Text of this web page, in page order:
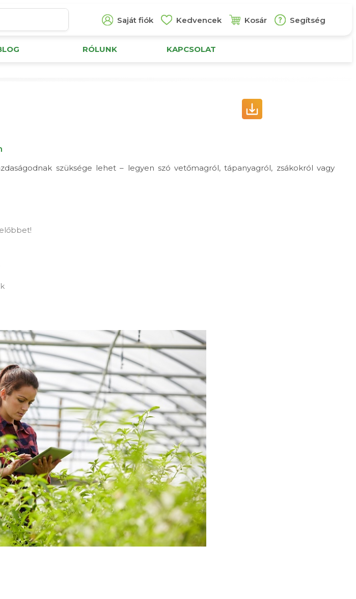
Saját fiók Kedvencek Kosár Segítség
RÓLUNK KAPCSOLAT
szüksége lehet – legyen szó vetőmagról, tápanyagról, zsákokról vagy